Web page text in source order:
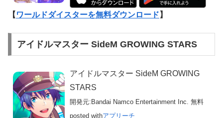
【 ワールドダイスターを無料ダウンロード 】
アイドルマスター SideM GROWING STARS
アイドルマスター SideM GROWING
STARS
開発元: Bandai Namco Entertainment Inc. 無料
posted withアプリーチ